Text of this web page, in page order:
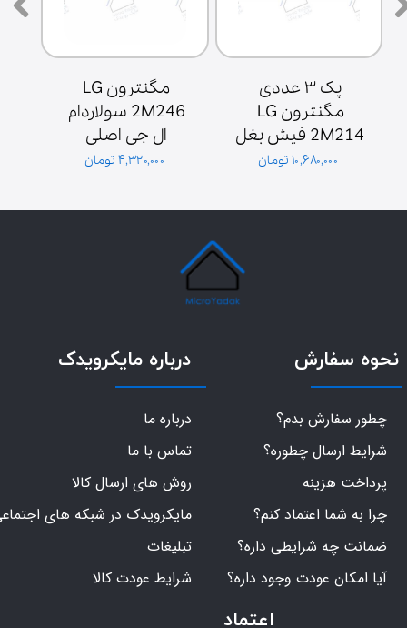
۴,۳۲۰,۰۰۰ تومان ۱۰,۶۸۰,۰۰۰ تومان
نحوه سفارش
چطور سفارش بدم؟
شرایط ارسال چطوره؟
پرداخت هزینه
چرا به شما اعتماد کنم؟
ضمانت چه شرایطی داره؟
آیا امکان عودت وجود داره؟
اعتماد
درباره مایکرویدک
درباره ما
تماس با ما
روش های ارسال کالا
مایکرویدک در شبکه های
تبلیغات
شرایط عودت کالا